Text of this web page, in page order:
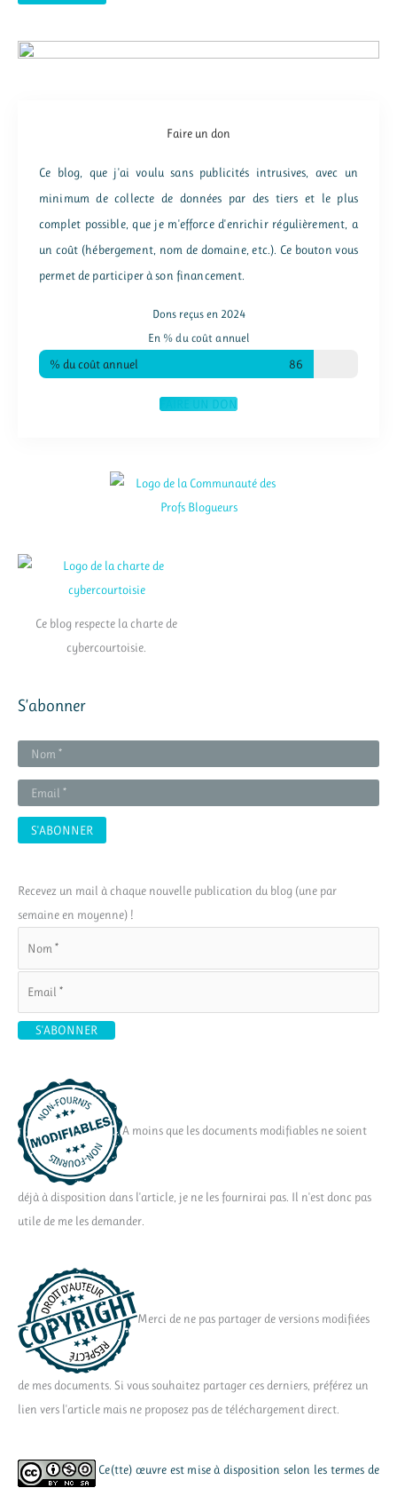
Faire un don
Ce blog, que j'ai voulu sans publicités intrusives, avec un
minimum de collecte de données par des tiers et le plus
complet possible, que je m'efforce d'enrichir régulièrement, a
un coût (hébergement, nom de domaine, etc.). Ce bouton vous
permet de participer à son financement.
Dons reçus en 2024
En % du coût annuel
% du coût annuel 86
FAIRE UN DON
Ce blog respecte la charte de
cybercourtoisie.
S’abonner
Recevez un mail à chaque nouvelle publication du blog (une par
semaine en moyenne) !
A moins que les documents modifiables ne soient
déjà à disposition dans l'article, je ne les fournirai pas. Il n'est donc pas
utile de me les demander.
Merci de ne pas partager de versions modifiées
de mes documents. Si vous souhaitez partager ces derniers, préférez un
lien vers l'article mais ne proposez pas de téléchargement direct.
Ce(tte) œuvre est mise à disposition selon les termes de